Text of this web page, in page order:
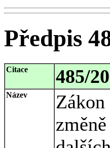
Předpis
Citace 485/
Název
Zákon